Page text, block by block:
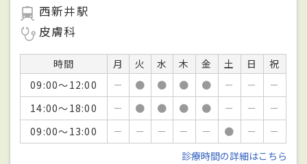
西新井駅
皮膚科
時間 月 火 水 木 金 土 日
祝
09:00～12:00
－ ● ● ● ● － －
－
14:00～18:00
－ ● ● ● ● － －
－
09:00～13:00
－ － － － － ● －
－
診療時間の詳細はこちら